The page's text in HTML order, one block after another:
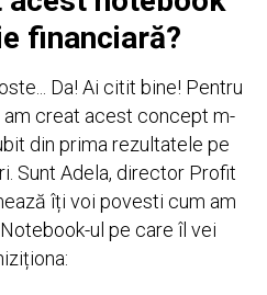
financiară?
Da! Ai citit bine! Pentru
creat acest concept m-
din prima rezultatele pe
Sunt Adela, director Profit
îți voi povesti cum am
ul pe care îl vei